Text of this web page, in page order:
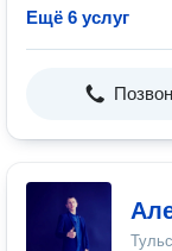
Ещё 6 услуг